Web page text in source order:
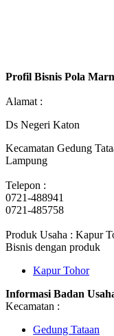
Profil Bisnis Pola
Alamat :
Ds Negeri Katon
Kecamatan Gedung
Lampung
Telepon :
0721-488941
0721-485758
Produk Usaha : Kapur
Bisnis dengan produk
Kapur Tohor
Informasi Badan
Kecamatan :
Gedung Tataan